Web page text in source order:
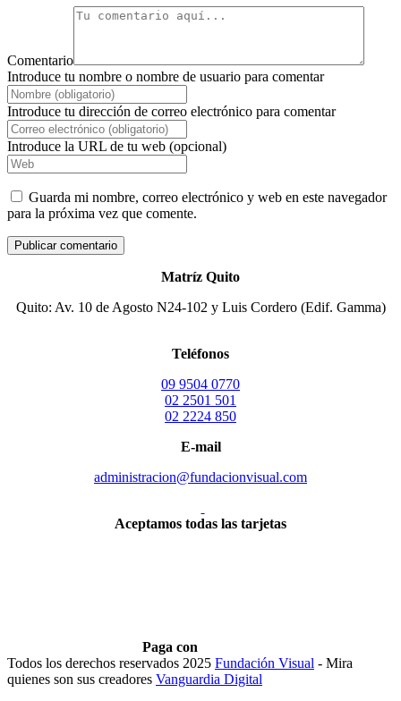
Comentario
Introduce tu nombre o nombre de usuario para comentar
Introduce tu dirección de correo electrónico para comentar
Introduce la URL de tu web (opcional)
Guarda mi nombre, correo electrónico y web en este navegador
para la próxima vez que comente.
Matríz Quito
Quito: Av. 10 de Agosto N24-102 y Luis Cordero (Edif. Gamma)
Teléfonos
09 9504 0770
02 2501 501
02 2224 850
E-mail
administracion@fundacionvisual.com
Aceptamos todas las tarjetas
Paga con
Todos los derechos reservados 2025 Fundación Visual - Mira
quienes son sus creadores Vanguardia Digital